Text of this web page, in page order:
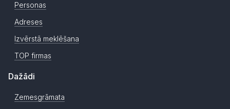
Personas
Adreses
Izvērstā meklēšana
TOP firmas
Dažādi
Zemesgrāmata